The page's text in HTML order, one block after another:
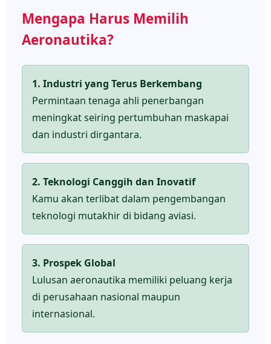
Mengapa Harus Memilih
Aeronautika?
1. Industri yang Terus Berkembang
Permintaan tenaga ahli penerbangan
meningkat seiring pertumbuhan maskapai
dan industri dirgantara.
2. Teknologi Canggih dan Inovatif
Kamu akan terlibat dalam pengembangan
teknologi mutakhir di bidang aviasi.
3. Prospek Global
Lulusan aeronautika memiliki peluang kerja
di perusahaan nasional maupun
internasional.